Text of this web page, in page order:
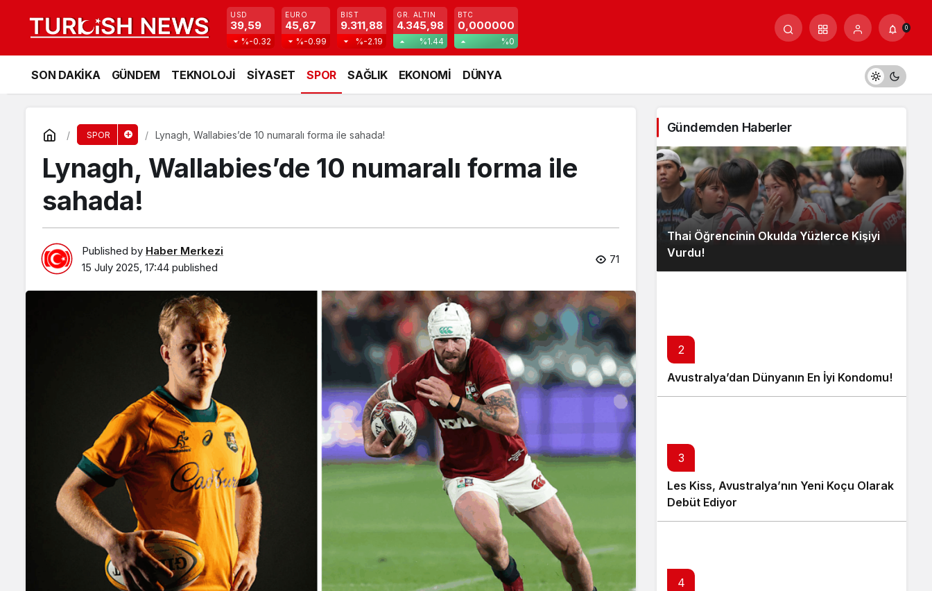
USD
39,59
%-0.32
EURO
45,67
%-0.99
BIST
9.311,88
%-2.19
GR. ALTIN
4.345,98
%1.44
BTC
0,000000
%0
0
SON DAKİKA GÜNDEM TEKNOLOJİ SİYASET SPOR SAĞLIK EKONOMİ DÜNYA
SPOR Lynagh, Wallabies’de 10 numaralı forma ile sahada!
Lynagh, Wallabies’de 10 numaralı forma ile
sahada!
Published by Haber Merkezi
15 July 2025, 17:44 published
71
Gündemden Haberler
Thai Öğrencinin Okulda Yüzlerce Kişiyi
Vurdu!
2
Avustralya’dan Dünyanın En İyi Kondomu!
3
Les Kiss, Avustralya’nın Yeni Koçu Olarak
Debüt Ediyor
4